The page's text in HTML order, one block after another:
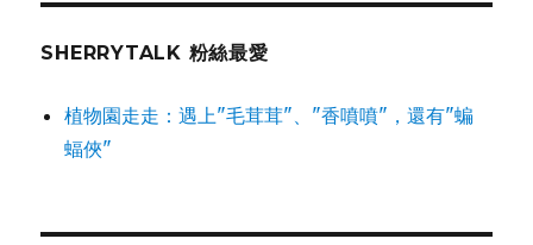
SHERRYTALK 粉絲最愛
植物園走走：遇上"毛茸茸"、"香噴噴"，還有"蝙
蝠俠"